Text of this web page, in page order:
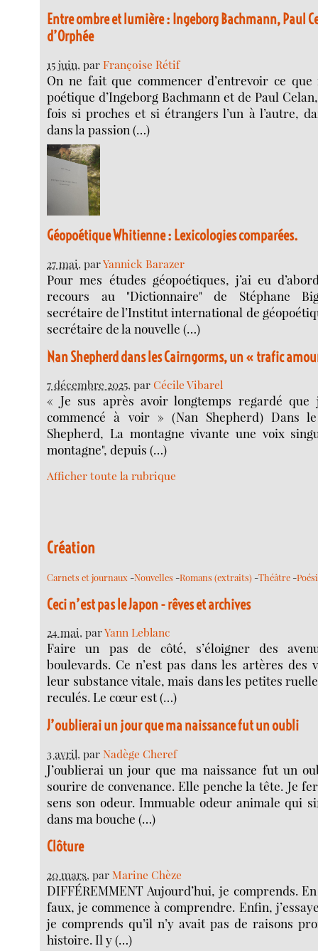
Entre ombre et lumière : Ingeborg Bachmann, Paul
d’Orphée
15 juin, parFrançoise Rétif
On ne fait que commencer d’entrevoir ce
poétique d’Ingeborg Bachmann et de Paul
fois si proches et si étrangers l’un à l’autre,
dans la passion (…)
Géopoétique Whitienne : Lexicologies comparées.
27 mai, parYannick Barazer
Pour mes études géopoétiques, j’ai eu
recours au "Dictionnaire" de Stéphane
secrétaire de l’Institut international de
secrétaire de la nouvelle (…)
Nan Shepherd dans les Cairngorms, un « trafic
7 décembre 2025, parCécile Vibarel
« Je sus après avoir longtemps regardé que
commencé à voir » (Nan Shepherd) Dans
Shepherd, La montagne vivante une voix
montagne", depuis (…)
Afficher toute la rubrique
Création
Carnets et journaux -Nouvelles -Romans (extraits) -Théâtre -
Ceci n’est pas le Japon - rêves et archives
24 mai, parYann Leblanc
Faire un pas de côté, s’éloigner des
boulevards. Ce n’est pas dans les artères des
leur substance vitale, mais dans les petites
reculés. Le cœur est (…)
J’oublierai un jour que ma naissance fut un oubli
3 avril, parNadège Cheref
J’oublierai un jour que ma naissance fut un
sourire de convenance. Elle penche la tête. Je
sens son odeur. Immuable odeur animale qui
dans ma bouche (…)
Clôture
20 mars, parMarine Chèze
DIFFÉREMMENT Aujourd’hui, je comprends.
faux, je commence à comprendre. Enfin,
je comprends qu’il n’y avait pas de raisons
histoire. Il y (…)